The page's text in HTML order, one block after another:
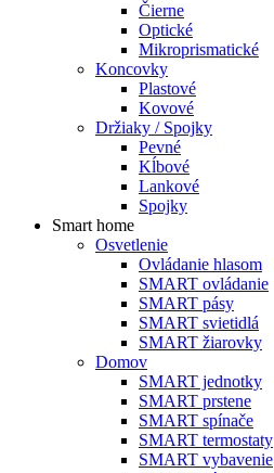
Čierne
Optické
Mikroprismatické
Koncovky
Plastové
Kovové
Držiaky / Spojky
Pevné
Kĺbové
Lankové
Spojky
Smart home
Osvetlenie
Ovládanie hlasom
SMART ovládanie
SMART pásy
SMART svietidlá
SMART žiarovky
Domov
SMART jednotky
SMART prstene
SMART spínače
SMART termostaty
SMART vybavenie